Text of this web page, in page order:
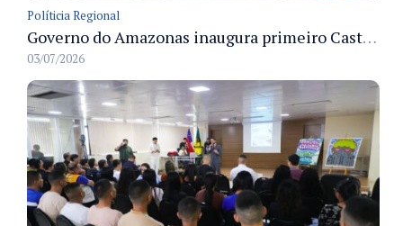
Políticia Regional
Governo do Amazonas inaugura primeiro Castramóvel Fluvial para atendimento veterinário às comunidades ribeirinhas e castração gratuita
03/07/2026